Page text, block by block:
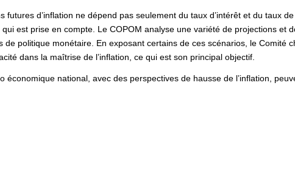
futures d’inflation ne dépend pas seulement du taux d’intérêt et du taux
est prise en compte. Le COPOM analyse une variété de projections et
de politique monétaire. En exposant certains de ces scénarios, le Comité
dans la maîtrise de l’inflation, ce qui est son principal objectif.
économique national, avec des perspectives de hausse de l’inflation,